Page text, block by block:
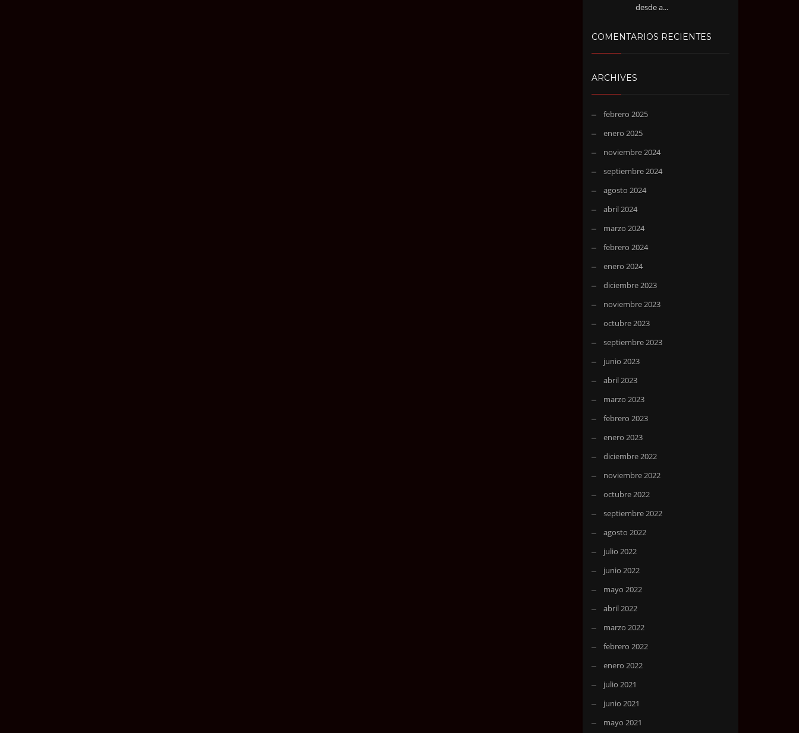
desde a...
COMENTARIOS RECIENTES
ARCHIVES
febrero 2025
enero 2025
noviembre 2024
septiembre 2024
agosto 2024
abril 2024
marzo 2024
febrero 2024
enero 2024
diciembre 2023
noviembre 2023
octubre 2023
septiembre 2023
junio 2023
abril 2023
marzo 2023
febrero 2023
enero 2023
diciembre 2022
noviembre 2022
octubre 2022
septiembre 2022
agosto 2022
julio 2022
junio 2022
mayo 2022
abril 2022
marzo 2022
febrero 2022
enero 2022
julio 2021
junio 2021
mayo 2021